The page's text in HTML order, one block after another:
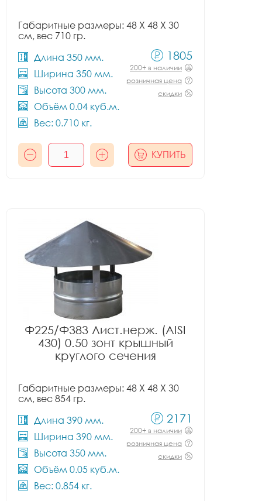
Габаритные размеры: 48 X 48 X 30
см, вес 710 гр.
Длина 350 мм.
Ширина 350 мм.
Высота 300 мм.
Объём 0.04 куб.м.
Вес: 0.710 кг.
1805
200+ в наличии
розничная цена
скидки
КУПИТЬ
Ф225/Ф383 Лист.нерж. (AISI
430) 0.50 зонт крышный
круглого сечения
Габаритные размеры: 48 X 48 X 30
см, вес 854 гр.
Длина 390 мм.
Ширина 390 мм.
Высота 350 мм.
Объём 0.05 куб.м.
Вес: 0.854 кг.
2171
200+ в наличии
розничная цена
скидки